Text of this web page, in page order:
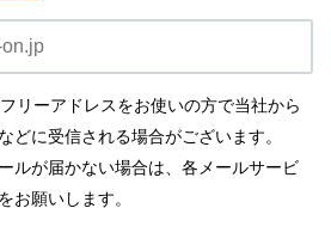
リーアドレスをお使いの方で当社から
どに受信される場合がございます。
ルが届かない場合は、各メールサービ
お願いします。